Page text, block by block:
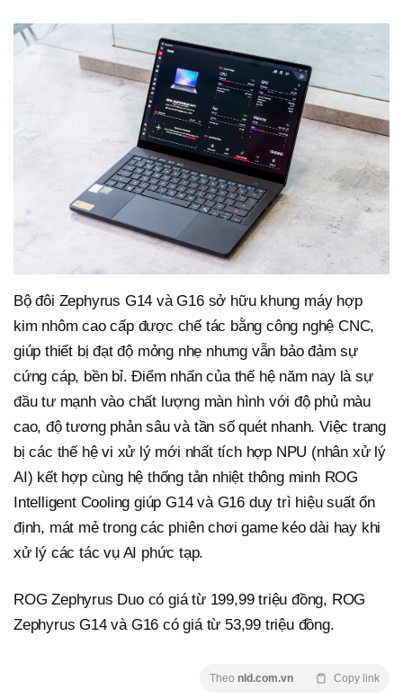
Bộ đôi Zephyrus G14 và G16 sở hữu khung máy hợp
kim nhôm cao cấp được chế tác bằng công nghệ CNC,
giúp thiết bị đạt độ mỏng nhẹ nhưng vẫn bảo đảm sự
cứng cáp, bền bỉ. Điểm nhấn của thế hệ năm nay là sự
đầu tư mạnh vào chất lượng màn hình với độ phủ màu
cao, độ tương phản sâu và tần số quét nhanh. Việc trang
bị các thế hệ vi xử lý mới nhất tích hợp NPU (nhân xử lý
AI) kết hợp cùng hệ thống tản nhiệt thông minh ROG
Intelligent Cooling giúp G14 và G16 duy trì hiệu suất ổn
định, mát mẻ trong các phiên chơi game kéo dài hay khi
xử lý các tác vụ AI phức tạp.
ROG Zephyrus Duo có giá từ 199,99 triệu đồng, ROG
Zephyrus G14 và G16 có giá từ 53,99 triệu đồng.
Theo nld.com.vn Copy link